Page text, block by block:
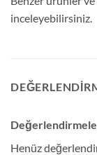
inceleyebilirsiniz.
Henüz